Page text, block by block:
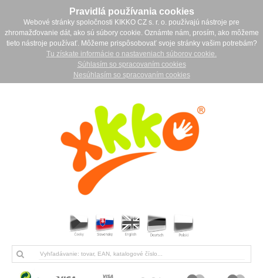
Pravidlá používania cookies
Webové stránky spoločnosti KIKKO CZ s. r. o. používajú nástroje pre
zhromažďovanie dát, ako sú súbory cookie. Oznámte nám, prosím, ako môžeme
tieto nástroje používať. Môžeme prispôsobovať svoje stránky vašim potrebám?
Tu získate informácie o nastaveniach súborov cookie.
Súhlasím so spracovaním cookies
Nesúhlasím so spracovaním cookies